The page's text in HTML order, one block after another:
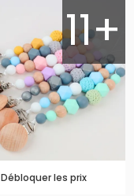
11+
Débloquer les prix